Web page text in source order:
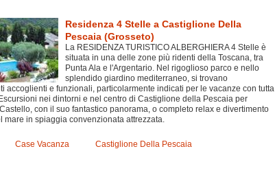
Residenza 4 Stelle a Castiglione Della
Pescaia (Grosseto)
La RESIDENZA TURISTICO ALBERGHIERA 4 Stelle è
situata in una delle zone più ridenti della Toscana, tra
Punta Ala e l'Argentario. Nel rigoglioso parco e nello
splendido giardino mediterraneo, si trovano
accoglienti e funzionali, particolarmente indicati per le vacanze con tutta
nei dintorni e nel centro di Castiglione della Pescaia per
con il suo fantastico panorama, o completo relax e divertimento
mare in spiaggia convenzionata attrezzata.
Case Vacanza Castiglione Della Pescaia